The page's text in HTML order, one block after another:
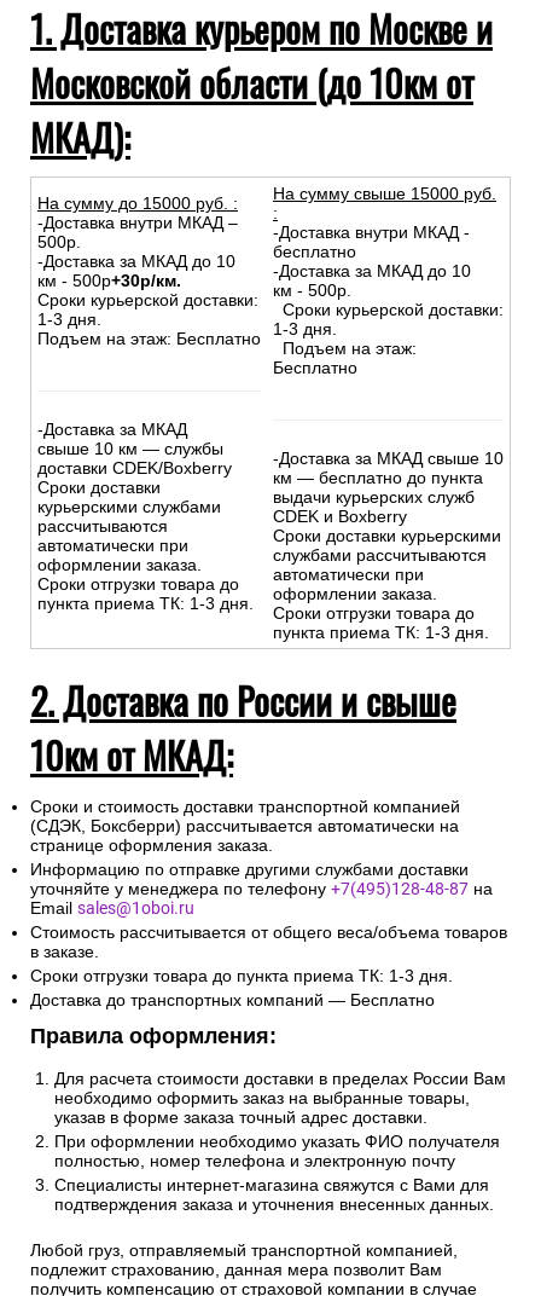
1. Доставка курьером по Москве и
Московской области (до 10км от
МКАД):
На сумму до 15000 руб. :
-Доставка внутри МКАД –
500р.
-Доставка за МКАД до 10
км - 500р+30р/км.
Сроки курьерской доставки:
1-3 дня.
Подъем на этаж: Бесплатно
-Доставка за МКАД
свыше 10 км — службы
доставки CDEK/Boxberry
Сроки доставки
курьерскими службами
рассчитываются
автоматически при
оформлении заказа.
Сроки отгрузки товара до
пункта приема ТК: 1-3 дня.
На сумму свыше 15000 руб.
:
-Доставка внутри МКАД -
бесплатно
-Доставка за МКАД до 10
км - 500р.
Сроки курьерской доставки:
1-3 дня.
Подъем на этаж:
Бесплатно
-Доставка за МКАД свыше 10
км — бесплатно до пункта
выдачи курьерских служб
CDEK и Boxberry
Сроки доставки курьерскими
службами рассчитываются
автоматически при
оформлении заказа.
Сроки отгрузки товара до
пункта приема ТК: 1-3 дня.
2. Доставка по России и свыше
10км от МКАД:
Сроки и стоимость доставки транспортной компанией
(СДЭК, Боксберри) рассчитывается автоматически на
странице оформления заказа.
Информацию по отправке другими службами доставки
уточняйте у менеджера по телефону +7(495)128-48-87 на
Email sales@1oboi.ru
Стоимость рассчитывается от общего веса/объема товаров
в заказе.
Сроки отгрузки товара до пункта приема ТК: 1-3 дня.
Доставка до транспортных компаний — Бесплатно
Правила оформления:
Для расчета стоимости доставки в пределах России Вам
необходимо оформить заказ на выбранные товары,
указав в форме заказа точный адрес доставки.
При оформлении необходимо указать ФИО получателя
полностью, номер телефона и электронную почту
Специалисты интернет-магазина свяжутся с Вами для
подтверждения заказа и уточнения внесенных данных.
Любой груз, отправляемый транспортной компанией,
подлежит страхованию, данная мера позволит Вам
получить компенсацию от страховой компании в случае